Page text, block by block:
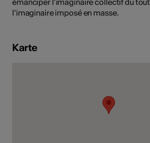
émanciper l’imaginaire collectif du
l’imaginaire imposé en masse.
Karte